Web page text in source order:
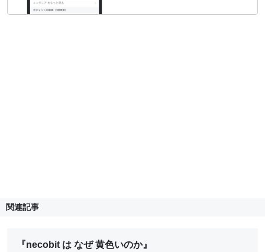
関連記事
『necobit は なぜ 黄色いのか』